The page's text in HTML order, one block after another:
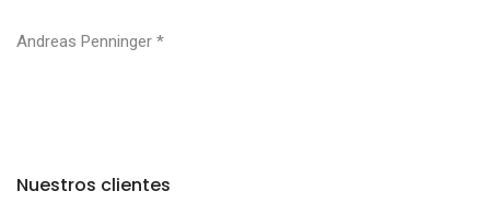
Andreas Penninger *
Nuestros clientes